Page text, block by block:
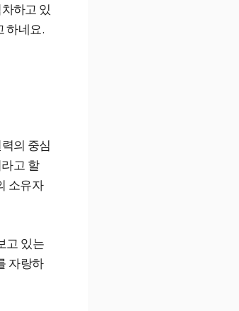
하고 있
하네요.
의 중심
고 할
소유자
고 있는
자랑하